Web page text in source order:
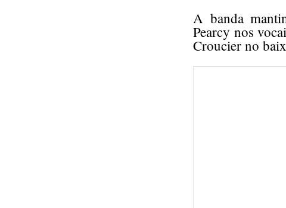
A banda
Pearcy nos
Croucier no